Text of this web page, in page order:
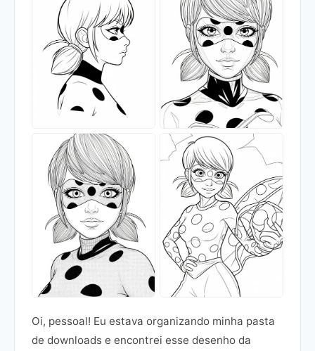
Oi, pessoal! Eu estava organizando minha pasta
de downloads e encontrei esse desenho da